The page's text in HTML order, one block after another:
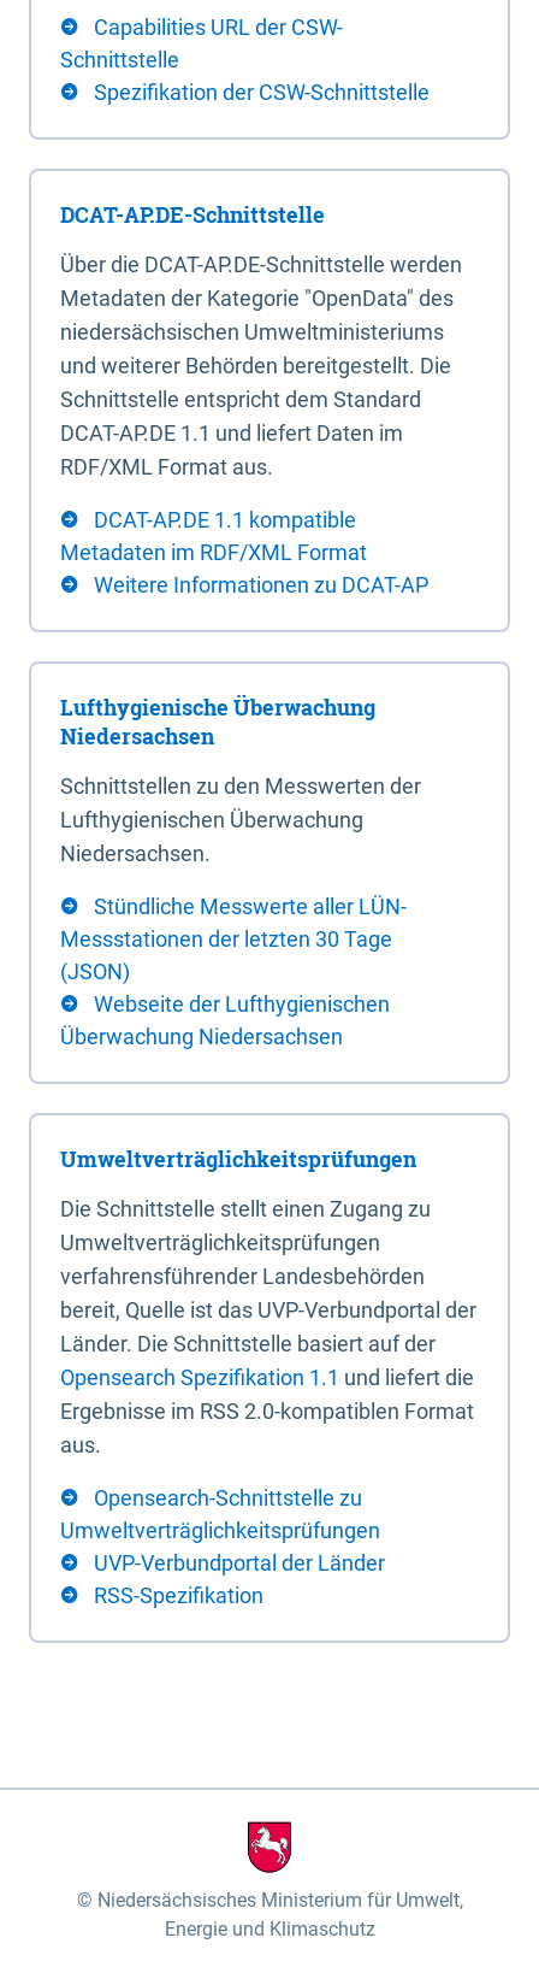
Capabilities URL der CSW-
Schnittstelle
Spezifikation der CSW-Schnittstelle
DCAT-AP.DE-Schnittstelle
Über die DCAT-AP.DE-Schnittstelle werden
Metadaten der Kategorie "OpenData" des
niedersächsischen Umweltministeriums
und weiterer Behörden bereitgestellt. Die
Schnittstelle entspricht dem Standard
DCAT-AP.DE 1.1 und liefert Daten im
RDF/XML Format aus.
DCAT-AP.DE 1.1 kompatible
Metadaten im RDF/XML Format
Weitere Informationen zu DCAT-AP
Lufthygienische Überwachung
Niedersachsen
Schnittstellen zu den Messwerten der
Lufthygienischen Überwachung
Niedersachsen.
Stündliche Messwerte aller LÜN-
Messstationen der letzten 30 Tage
(JSON)
Webseite der Lufthygienischen
Überwachung Niedersachsen
Umweltverträglichkeitsprüfungen
Die Schnittstelle stellt einen Zugang zu
Umweltverträglichkeitsprüfungen
verfahrensführender Landesbehörden
bereit, Quelle ist das UVP-Verbundportal der
Länder. Die Schnittstelle basiert auf der
Opensearch Spezifikation 1.1 und liefert die
Ergebnisse im RSS 2.0-kompatiblen Format
aus.
Opensearch-Schnittstelle zu
Umweltverträglichkeitsprüfungen
UVP-Verbundportal der Länder
RSS-Spezifikation
Niedersächsisches Ministerium für Umwelt,
Energie und Klimaschutz